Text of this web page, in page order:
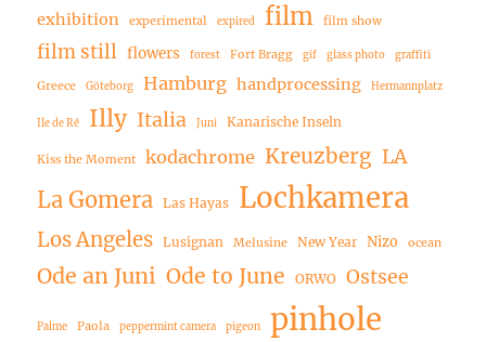
exhibition experimental expired film film show
film still flowers forest Fort Bragg gif glass photo graffiti
Greece Göteborg Hamburg handprocessing Hermannplatz
Ile de Ré Illy Italia Juni Kanarische Inseln
Kiss the Moment kodachrome Kreuzberg LA
La Gomera Las Hayas Lochkamera
Los Angeles Lusignan Melusine New Year Nizo ocean
Ode an Juni Ode to June ORWO Ostsee
Palme Paola peppermint camera pigeon pinhole